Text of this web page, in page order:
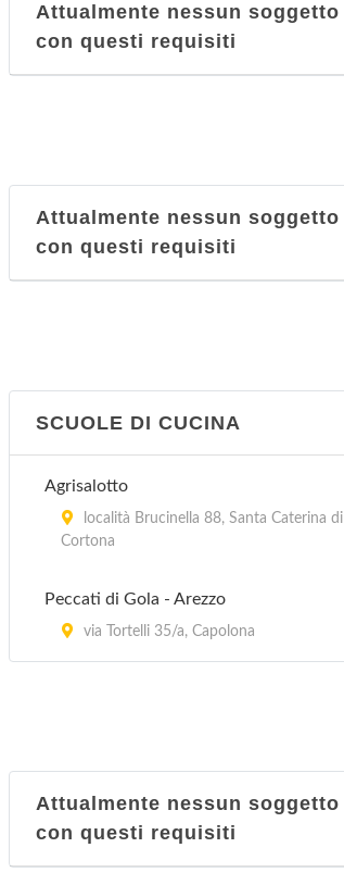
Attualmente nessun soggetto
con questi requisiti
Attualmente nessun soggetto
con questi requisiti
SCUOLE DI CUCINA
Agrisalotto
località Brucinella 88, Santa Caterina di
Cortona
Peccati di Gola - Arezzo
via Tortelli 35/a, Capolona
Attualmente nessun soggetto
con questi requisiti